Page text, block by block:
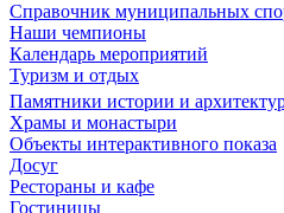
Справочник муниципальных
Наши чемпионы
Календарь мероприятий
Туризм и отдых
Памятники истории и
Храмы и монастыри
Объекты интерактивного показа
Досуг
Рестораны и кафе
Гостиницы